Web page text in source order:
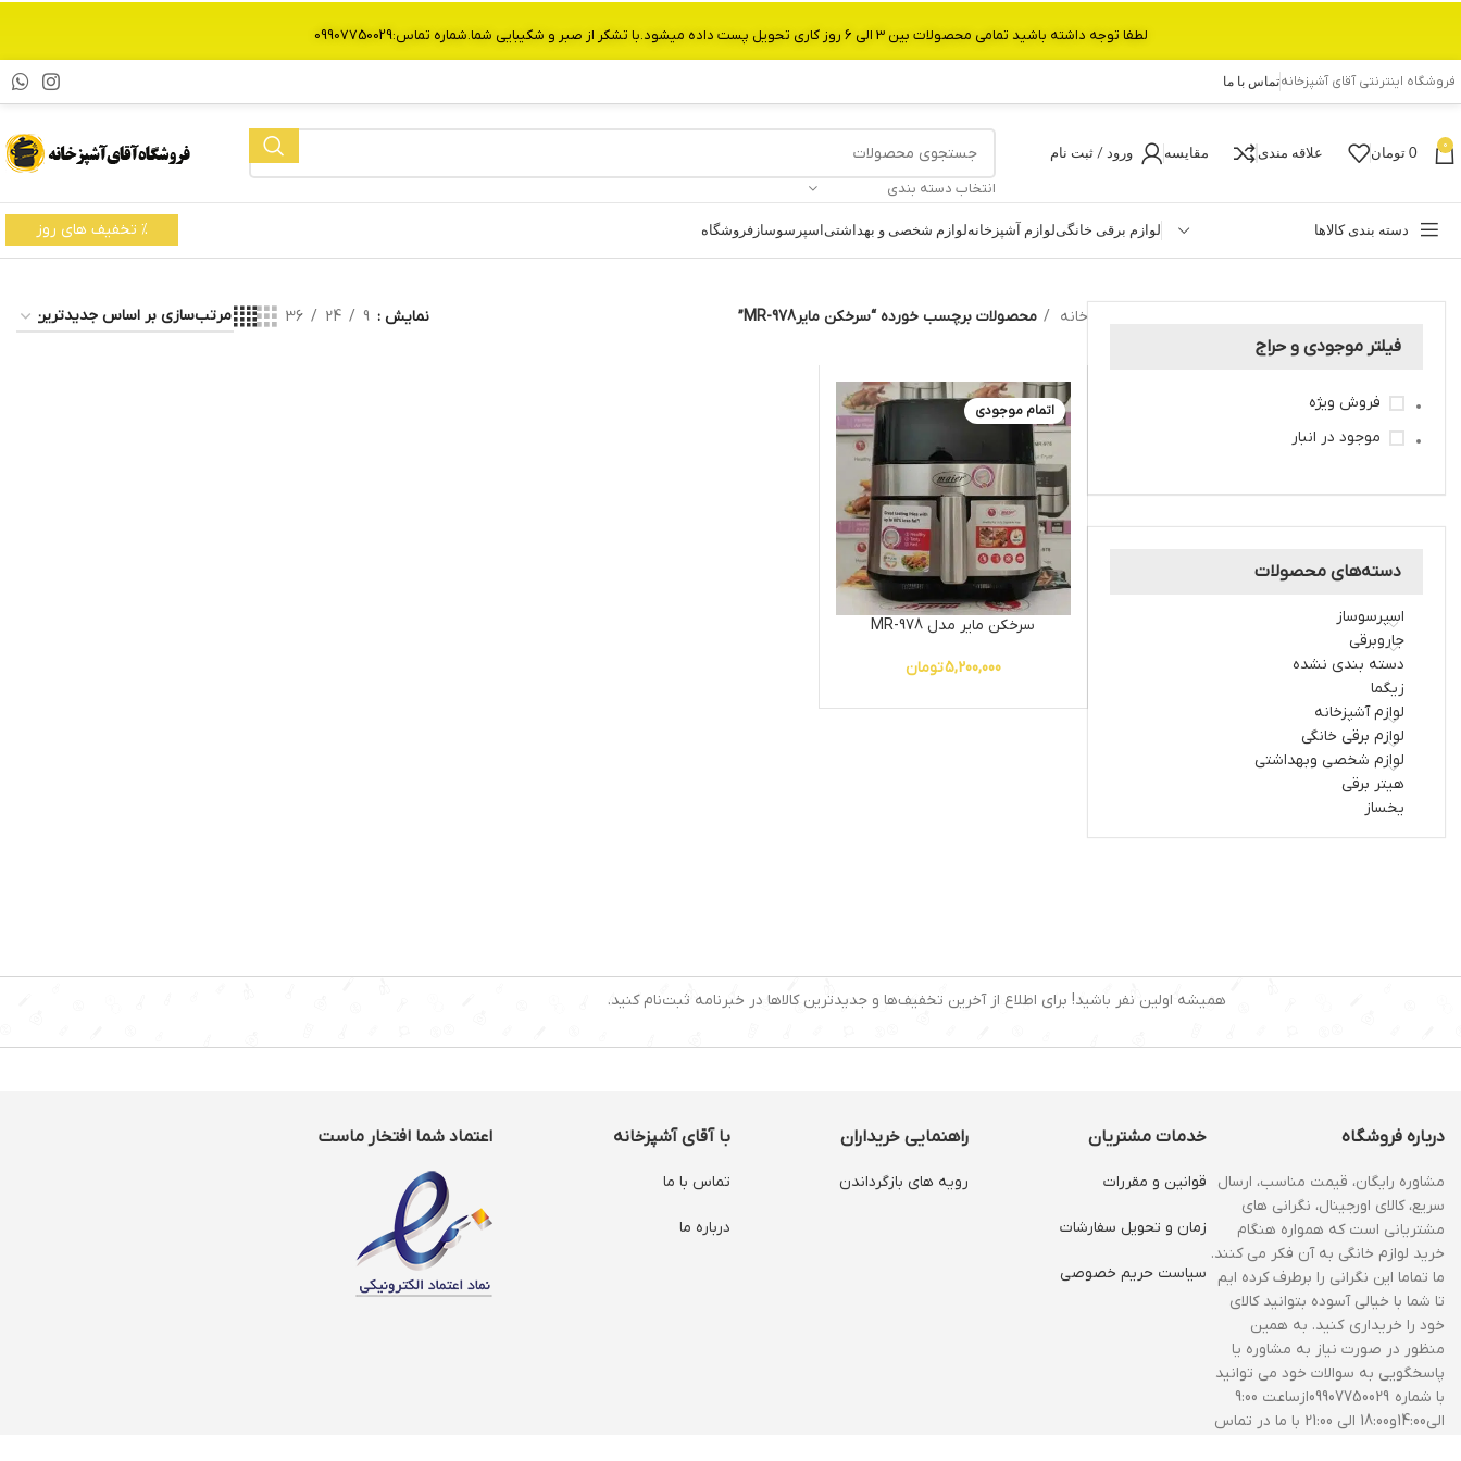
فروشگاه اینترنتی آقای آشپزخانهتماس با ما
0
0 تومان علاقه مندی مقایسه ورود / ثبت نام
انتخاب دسته بندی
دسته بندی کالاها لوازم برقی خانگیلوازم آشپزخانهلوازم شخصی و بهداشتی اسپرسوساز فروشگاه % تخفیف های روز
فیلتر موجودی و حراج
فروش ویژه
موجود در انبار
دسته‌های محصولات
اسپرسوساز
جاروبرقی
دسته بندی نشده
زیگما
لوازم آشپزخانه
لوازم برقی خانگی
لوازم شخصی وبهداشتی
هیتر برقی
یخساز
خانه محصولات برچسب خورده “سرخکن مایرMR-978” نمایش 9
24
36
اتمام موجودی
سرخکن مایر مدل MR-978
5,200,000تومان
همیشه اولین نفر باشید! برای اطلاع از آخرین تخفیف‌ها و جدیدترین کالاها در خبرنامه ثبت‌نام کنید.
درباره فروشگاه
مشاوره رایگان، قیمت مناسب، ارسال
سریع، کالای اورجینال، نگرانی های
مشتریانی است که همواره هنگام
خرید لوازم خانگی به آن فکر می کنند.
ما تماما این نگرانی را برطرف کرده ایم
تا شما با خیالی آسوده بتوانید کالای
خود را خریداری کنید. به همین
منظور در صورت نیاز به مشاوره یا
پاسخگویی به سوالات خود می توانید
با شماره 09907750029ازساعت 9:00
الی14:00و18:00 الی 21:00 با ما در تماس
خدمات مشتریان
قوانین و مقررات
زمان و‌ تحویل سفارشات
سیاست حریم خصوصی
راهنمایی خریداران
رویه های بازگرداندن
با آقای آشپزخانه
تماس با ما
درباره ما
اعتماد شما افتخار ماست
لطفا توجه داشته باشید تمامی محصولات بین 3 الی 6 روز کاری تحویل پست داده میشود.با تشکر از صبر و شکیبایی شما.شماره تماس:09907750029